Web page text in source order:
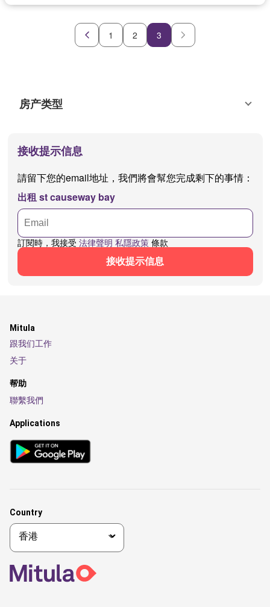
1 2 3
房产类型
接收提示信息
請留下您的email地址，我們將會幫您完成剩下的事情：
出租 st causeway bay
訂閱時，我接受 法律聲明 私隱政策條款
接收提示信息
Mitula
跟我们工作
关于
帮助
聯繫我們
Applications
Country